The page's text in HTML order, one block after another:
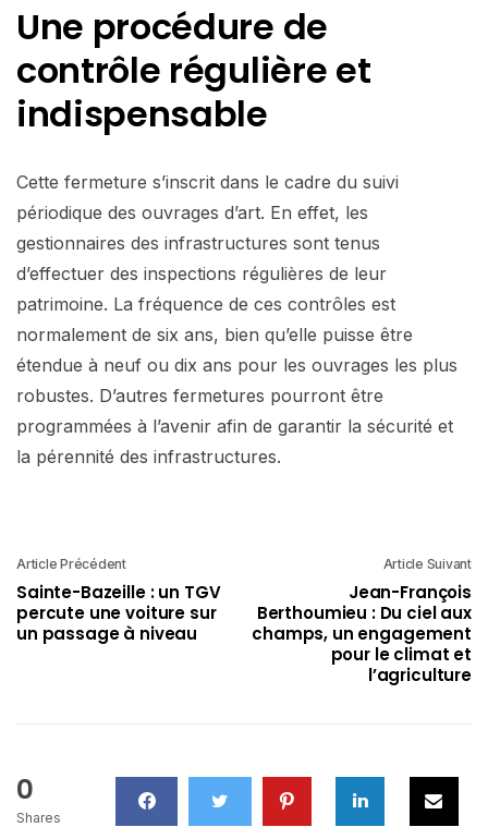
Une procédure de
contrôle régulière et
indispensable
Cette fermeture s’inscrit dans le cadre du suivi
périodique des ouvrages d’art. En effet, les
gestionnaires des infrastructures sont tenus
d’effectuer des inspections régulières de leur
patrimoine. La fréquence de ces contrôles est
normalement de six ans, bien qu’elle puisse être
étendue à neuf ou dix ans pour les ouvrages les plus
robustes. D’autres fermetures pourront être
programmées à l’avenir afin de garantir la sécurité et
la pérennité des infrastructures.
Article Précédent
Sainte-Bazeille : un TGV
percute une voiture sur
un passage à niveau
Article Suivant
Jean-François
Berthoumieu : Du ciel aux
champs, un engagement
pour le climat et
l’agriculture
0
Shares